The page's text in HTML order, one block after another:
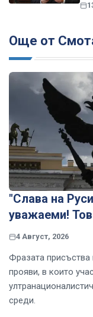
Още от
"Слава на
уважаеми!
4 Август, 2026
Фразата присъства
прояви, в които
среди.